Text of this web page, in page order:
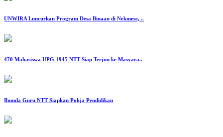
‎UNWIRA Luncurkan Program Desa Binaan di Nekmese, ..
‎470 Mahasiswa UPG 1945 NTT Siap Terjun ke Masyara..
‎Ibunda Guru NTT Siapkan Pokja Pendidikan